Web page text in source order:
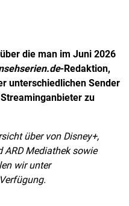
die man im Juni 2026
-Redaktion,
unterschiedlichen Sender
zu
über von Disney+,
ARD Mediathek sowie
wir unter